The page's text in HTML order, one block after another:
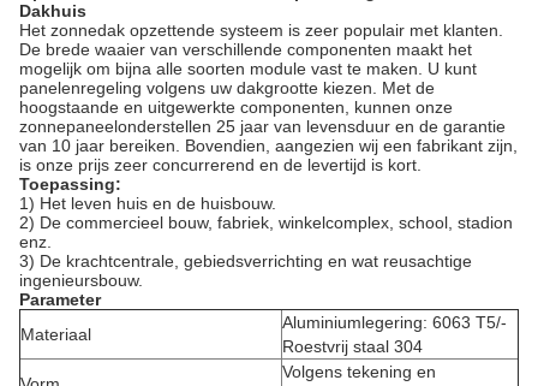
Dakhuis
Het zonnedak opzettende systeem is zeer populair met klanten.
De brede waaier van verschillende componenten maakt het
mogelijk om bijna alle soorten module vast te maken. U kunt
panelenregeling volgens uw dakgrootte kiezen. Met de
hoogstaande en uitgewerkte componenten, kunnen onze
zonnepaneelonderstellen 25 jaar van levensduur en de garantie
van 10 jaar bereiken. Bovendien, aangezien wij een fabrikant zijn,
is onze prijs zeer concurrerend en de levertijd is kort.
Toepassing:
1) Het leven huis en de huisbouw.
2) De commercieel bouw, fabriek, winkelcomplex, school, stadion
enz.
3) De krachtcentrale, gebiedsverrichting en wat reusachtige
ingenieursbouw.
Parameter
Materiaal
Aluminiumlegering: 6063 T5/-
Roestvrij staal 304
Volgens tekening en